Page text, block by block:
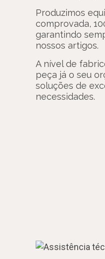
Produzimos
comprovada,
garantindo
nossos artigos.
A nível de
peça já o seu
soluções de
necessidades.